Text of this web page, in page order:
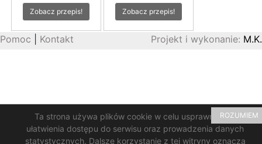
Zobacz przepis! Zobacz przepis!
Pomoc Kontakt Projekt i wykonanie: M.K.
Ta strona używa plików cookie w celu usprawnienia i
ułatwienia dostępu do serwisu oraz prowadzenia danych
statystycznych. Dalsze korzystanie z tej witryny oznacza
ROZUMIEM